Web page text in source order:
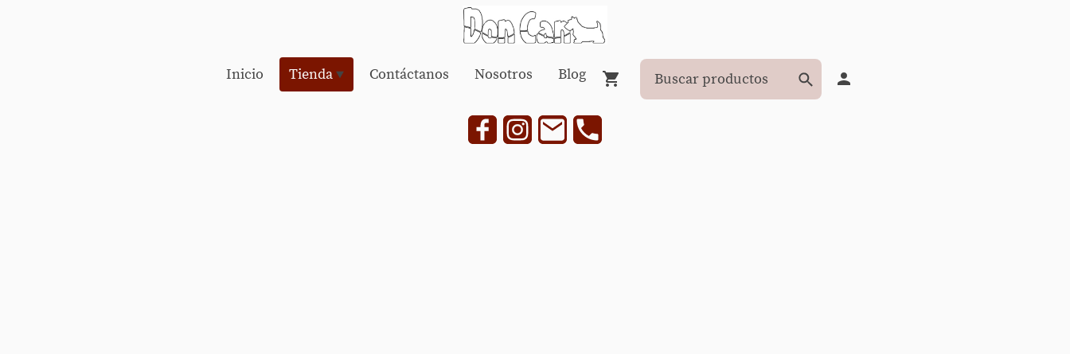
Inicio Tienda Contáctanos Nosotros Blog